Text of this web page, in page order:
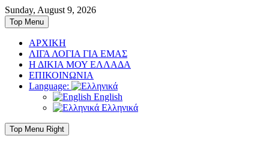
Skip
to
content
Sunday, August 9, 2026
Top Menu
ΑΡΧΙΚΗ
ΛΙΓΑ ΛΟΓΙΑ ΓΙΑ ΕΜΑΣ
Η ΔΙΚΙΑ ΜΟΥ ΕΛΛΑΔΑ
ΕΠΙΚΟΙΝΩΝΙΑ
Language:
English
Ελληνικά
Top Menu Right